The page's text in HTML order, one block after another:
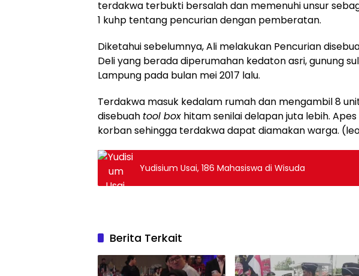
terdakwa terbukti bersalah dan memenuhi unsur
1 kuhp tentang pencurian dengan pemberatan.
Diketahui sebelumnya, Ali melakukan Pencurian
Deli yang berada diperumahan kedaton asri, gunung
Lampung pada bulan mei 2017 lalu.
Terdakwa masuk kedalam rumah dan mengambil 8
disebuah tool box hitam senilai delapan juta lebih.
korban sehingga terdakwa dapat diamakan warga.
Yudisium Usai, 186 Mahasiswa di Wisuda
Berita Terkait